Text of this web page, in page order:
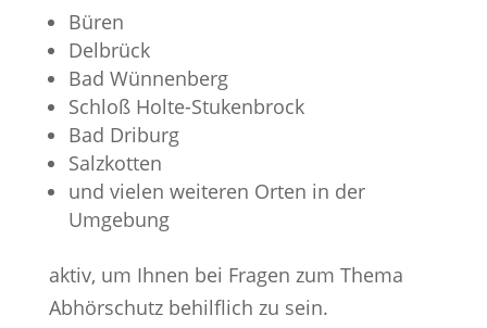
Büren
Delbrück
Bad Wünnenberg
Schloß Holte-Stukenbrock
Bad Driburg
Salzkotten
und vielen weiteren Orten in der
Umgebung
aktiv, um Ihnen bei Fragen zum Thema
Abhörschutz behilflich zu sein.